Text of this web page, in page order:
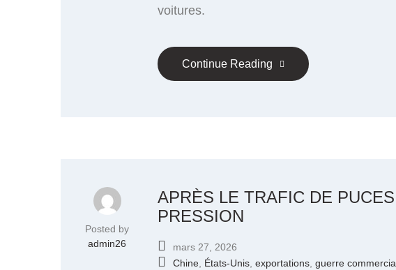
voitures.
Continue Reading
Posted by
admin26
APRÈS LE TRAFIC DE
PRESSION
mars 27, 2026
Chine États-Unis exportations guerre